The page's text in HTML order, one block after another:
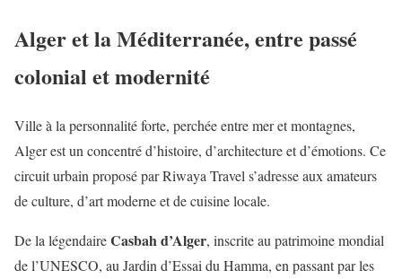
Alger et la Méditerranée, entre passé
colonial et modernité
Ville à la personnalité forte, perchée entre mer et montagnes,
Alger est un concentré d’histoire, d’architecture et d’émotions. Ce
circuit urbain proposé par Riwaya Travel s’adresse aux amateurs
de culture, d’art moderne et de cuisine locale.
De la légendaireCasbah d’Alger, inscrite au patrimoine mondial
de l’UNESCO, au Jardin d’Essai du Hamma, en passant par les